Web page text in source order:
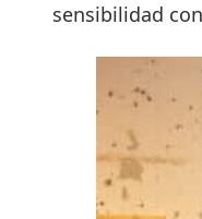
sensibilidad